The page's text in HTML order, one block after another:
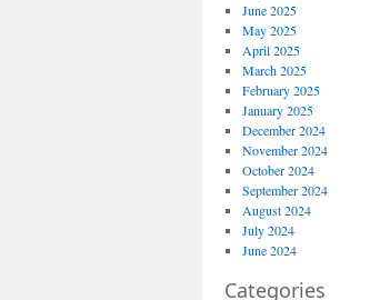
June 2025
May 2025
April 2025
March 2025
February 2025
January 2025
December 2024
November 2024
October 2024
September 2024
August 2024
July 2024
June 2024
Categories